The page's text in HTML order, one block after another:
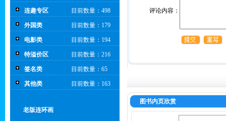
连趣专区 目前数量：498
外国类 目前数量：179
电影类 目前数量：194
特溢价区 目前数量：216
签名类 目前数量：65
其他类 目前数量：163
老版连环画
评论内容：
图书内页欣赏